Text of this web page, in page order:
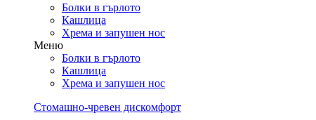
Болки в гърлото
Кашлица
Хрема и запушен нос
Меню
Болки в гърлото
Кашлица
Хрема и запушен нос
Стомашно-чревен дискомфорт